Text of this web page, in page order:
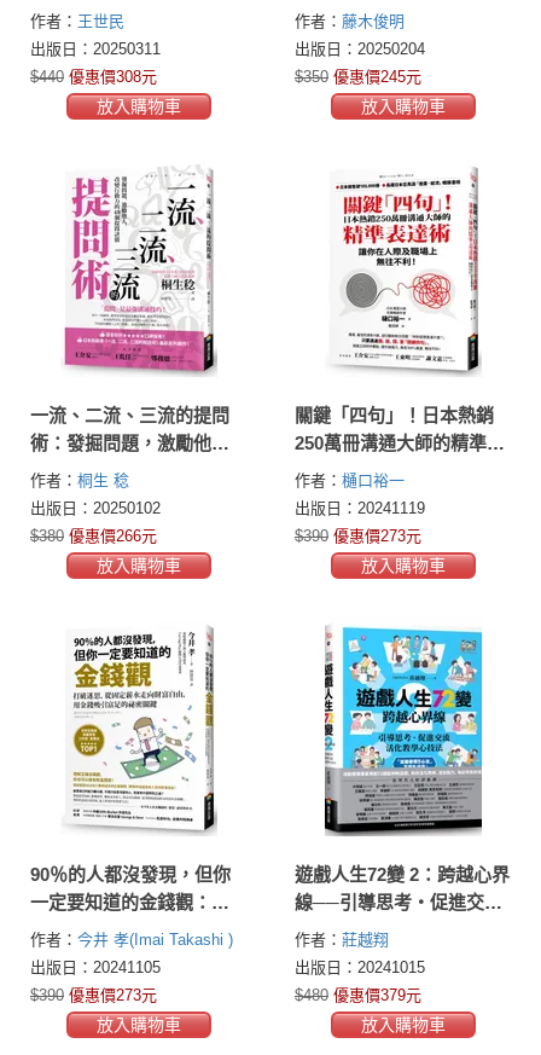
能與人生管理的核心科
學。5%精英都在做的減法
工作術
作者： 王世民
出版日：20250311
$440 優惠價308元
放入購物車
【暢銷新版】
作者： 藤木俊明
出版日：20250204
$350 優惠價245元
放入購物車
一流、二流、三流的提問
術：發掘問題，激勵他
人，改變行動力的48個提
問訣竅
作者： 桐生 稔
出版日：20250102
$380 優惠價266元
放入購物車
關鍵「四句」！日本熱銷
250萬冊溝通大師的精準表
達術，讓你在人際及職場
上無往不利！
作者： 樋口裕一
出版日：20241119
$390 優惠價273元
放入購物車
90％的人都沒發現，但你
一定要知道的金錢觀：打
破迷思，從固定薪水走向
財富自由，用金錢吸引富
足的祕密關鍵
作者： 今井 孝(Imai Takashi )
出版日：20241105
$390 優惠價273元
放入購物車
遊戲人生72變 2：跨越心界
線──引導思考‧促進交
流，活化教學心技法
作者： 莊越翔
出版日：20241015
$480 優惠價379元
放入購物車